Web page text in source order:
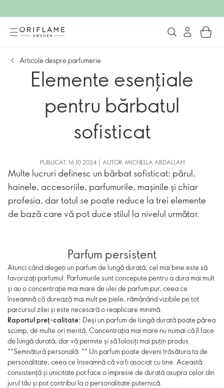
Articole despre parfumerie
Elemente esențiale
pentru bărbatul
sofisticat
PUBLICAT: 16.10.2024 | AUTOR: MICHELLA ABDALLAH
Multe lucruri definesc un bărbat sofisticat: părul,
hainele, accesoriile, parfumurile, mașinile și chiar
profesia, dar totul se poate reduce la trei elemente
de bază care vă pot duce stilul la nivelul următor.
Parfum persistent
Atunci când alegeți un parfum de lungă durată, cel mai bine este să
favorizați parfumul. Parfumurile sunt concepute pentru a dura mai mult
și au o concentrație mai mare de ulei de parfum pur, ceea ce
înseamnă că durează mai mult pe piele, rămânând vizibile pe tot
parcursul zilei și este necesară o reaplicare minimă.
Raportul preț-calitate: Deși un parfum de lungă durată poate părea
scump, de multe ori merită. Concentrația mai mare nu numai că îl face
de lungă durată, dar vă permite și să folosiți mai puțin produs.
**Semnătură personală: ** Un parfum poate deveni trăsătura ta de
personalitate, ceea ce înseamnă că va fi asociat cu tine. Această
consistență și unicitate pot face o impresie de durată asupra celor din
jurul tău și pot contribui la o personalitate puternică.